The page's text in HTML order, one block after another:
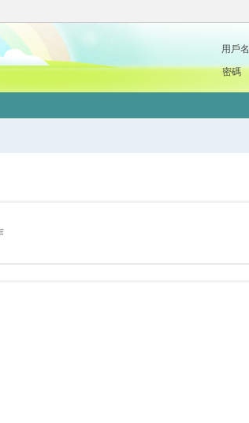
用戶名
密碼